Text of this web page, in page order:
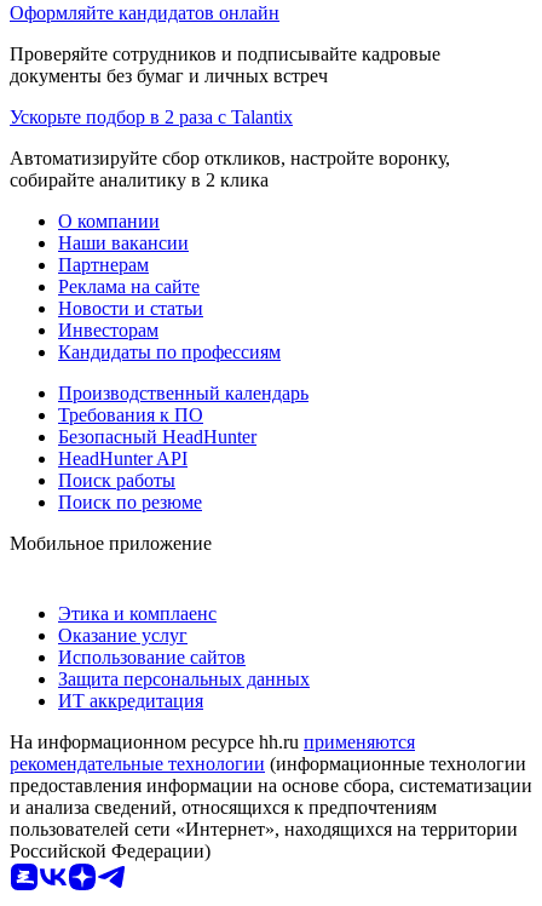
Оформляйте кандидатов онлайн
Проверяйте сотрудников и подписывайте кадровые
документы без бумаг и личных встреч
Ускорьте подбор в 2 раза с Talantix
Автоматизируйте сбор откликов, настройте воронку,
собирайте аналитику в 2 клика
О компании
Наши вакансии
Партнерам
Реклама на сайте
Новости и статьи
Инвесторам
Кандидаты по профессиям
Производственный календарь
Требования к ПО
Безопасный HeadHunter
HeadHunter API
Поиск работы
Поиск по резюме
Мобильное приложение
Этика и комплаенс
Оказание услуг
Использование сайтов
Защита персональных данных
ИТ аккредитация
На информационном ресурсе hh.ru применяются
рекомендательные технологии (информационные технологии
предоставления информации на основе сбора, систематизации
и анализа сведений, относящихся к предпочтениям
пользователей сети «Интернет», находящихся на территории
Российской Федерации)